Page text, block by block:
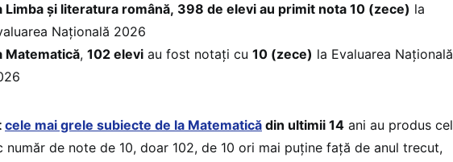
Limba și literatura română, 398 de elevi au primit nota 10 (zece) la
Națională 2026
Matematică, 102 elevi au fost notați cu 10 (zece) la Evaluarea Națională
cele mai grele subiecte de la Matematică din ultimii 14 ani au produs cel
număr de note de 10, doar 102, de 10 ori mai puține față de anul trecut,